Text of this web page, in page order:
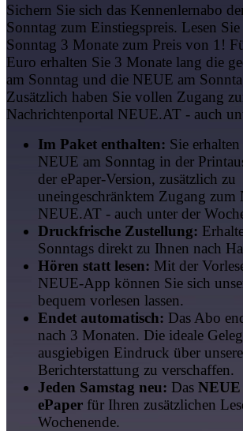
Sichern Sie sich das Kennenlernabo
Sonntag zum Einstiegspreis. Lesen
Sonntag 3 Monate zum Preis von 1!
Euro erhalten Sie 3 Monate lang die
am Sonntag und die NEUE am
Zusätzlich haben Sie vollen Zugang
Nachrichtenportal NEUE.AT - auch
Im Paket enthalten: Sie
NEUE am Sonntag in der
der ePaper-Version, zusätzlich zu
uneingeschränktem Zugang zum
NEUE.AT - auch unter der
Druckfrische Zustellung:
Sonntags direkt zu Ihnen nach
Hören statt lesen: Mit der
NEUE-App können Sie sich
bequem vorlesen lassen.
Endet automatisch: Das Abo
nach 3 Monaten. Die ideale
ausgiebigen Eindruck über unsere
Berichterstattung zu verschaffen.
Jeden Samstag neu: Das NEUE
ePaper für Ihren zusätzlichen
Wochenende.